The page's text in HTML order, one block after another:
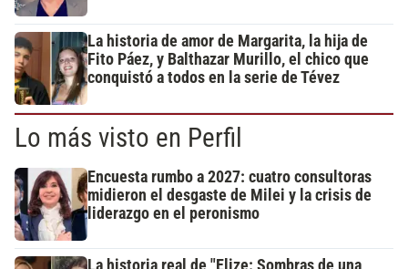
La historia de amor de Margarita, la hija de
Fito Páez, y Balthazar Murillo, el chico que
conquistó a todos en la serie de Tévez
Lo más visto en Perfil
Encuesta rumbo a 2027: cuatro consultoras
midieron el desgaste de Milei y la crisis de
liderazgo en el peronismo